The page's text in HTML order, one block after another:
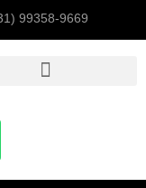
99358-9669